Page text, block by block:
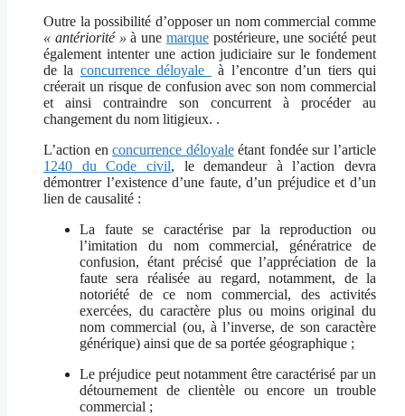
Outre la possibilité d’opposer un nom commercial comme
« antériorité » à une marquepostérieure, une société peut
également intenter une action judiciaire sur le fondement
de la concurrence déloyale
à l’encontre d’un tiers qui
créerait un risque de confusion avec son nom commercial
et ainsi contraindre son concurrent à procéder au
changement du nom litigieux. .
L’action enconcurrence déloyaleétant fondée sur l’article
1240 du Code civil, le demandeur à l’action devra
démontrer l’existence d’une faute, d’un préjudice et d’un
lien de causalité :
La faute se caractérise par la reproduction ou
l’imitation du nom commercial, génératrice de
confusion, étant précisé que l’appréciation de la
faute sera réalisée au regard, notamment, de la
notoriété de ce nom commercial, des activités
exercées, du caractère plus ou moins original du
nom commercial (ou, à l’inverse, de son caractère
générique) ainsi que de sa portée géographique ;
Le préjudice peut notamment être caractérisé par un
détournement de clientèle ou encore un trouble
commercial ;